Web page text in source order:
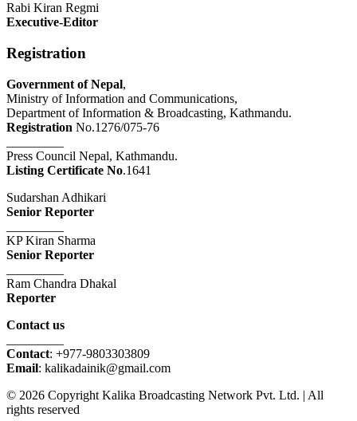
Rabi Kiran Regmi
Executive-Editor
Registration
Government of Nepal,
Ministry of Information and Communications,
Department of Information & Broadcasting, Kathmandu.
Registration No.1276/075-76
Press Council Nepal, Kathmandu.
Listing Certificate No.1641
Sudarshan Adhikari
Senior Reporter
KP Kiran Sharma
Senior Reporter
Ram Chandra Dhakal
Reporter
Contact us
Contact: +977-9803303809
Email: kalikadainik@gmail.com
© 2026 Copyright Kalika Broadcasting Network Pvt. Ltd. | All
rights reserved